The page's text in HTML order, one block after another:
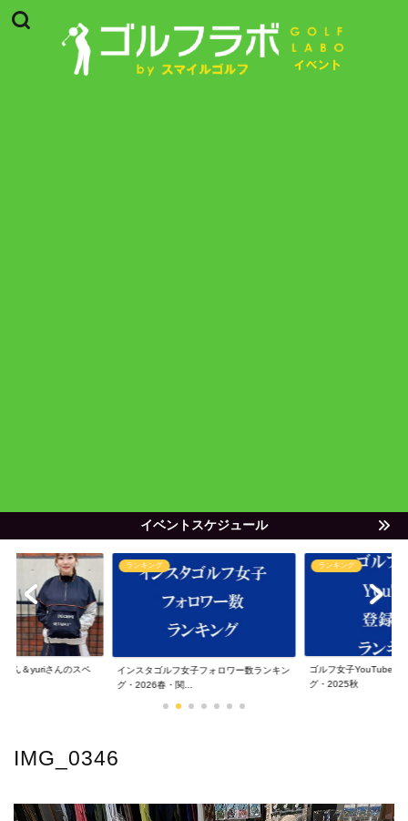
イベントスケジュール
ん＆yuriさんのスペ
ランキング
インスタゴルフ女子フォロワー数ランキン
グ・2026春・関...
ランキング
ゴルフ女子YouTube登
グ・2025秋
IMG_0346